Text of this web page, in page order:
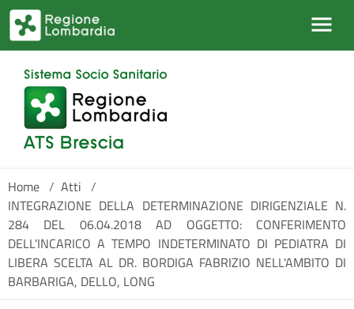
Salta al contenuto principale
Home / Atti /
INTEGRAZIONE DELLA DETERMINAZIONE DIRIGENZIALE N.
284 DEL 06.04.2018 AD OGGETTO: CONFERIMENTO
DELL'INCARICO A TEMPO INDETERMINATO DI PEDIATRA DI
LIBERA SCELTA AL DR. BORDIGA FABRIZIO NELL'AMBITO DI
BARBARIGA, DELLO, LONG